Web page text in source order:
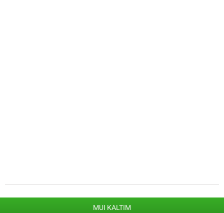
MUI KALTIM